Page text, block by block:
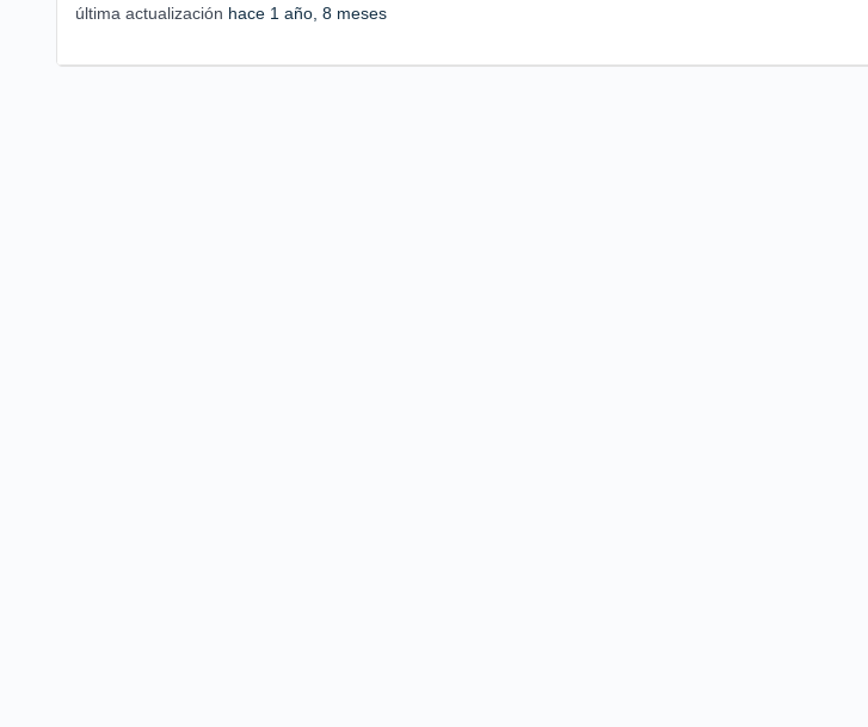
última actualización hace 1 año, 8 meses